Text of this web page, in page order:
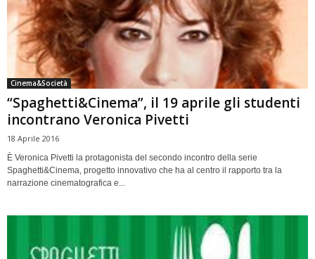
Cinema&Società
“Spaghetti&Cinema”, il 19 aprile gli studenti
incontrano Veronica Pivetti
18 Aprile 2016
È Veronica Pivetti la protagonista del secondo incontro della serie
Spaghetti&Cinema, progetto innovativo che ha al centro il rapporto tra la
narrazione cinematografica e...